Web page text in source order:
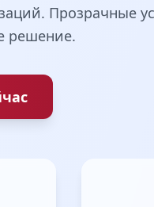
Прозрачные
решение.